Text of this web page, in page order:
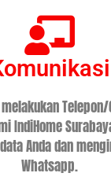
IndiHome
Anda dan
Whatsapp.